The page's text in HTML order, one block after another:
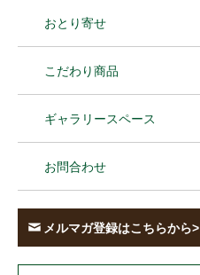
おとり寄せ
こだわり商品
ギャラリースペース
お問合わせ
メルマガ登録はこちらから>